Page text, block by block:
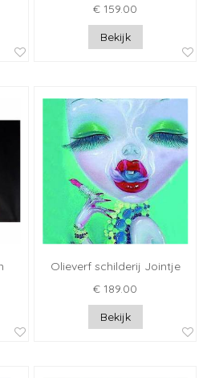
€ 159.00
Bekijk
Olieverf schilderij Jointje
€ 189.00
Bekijk